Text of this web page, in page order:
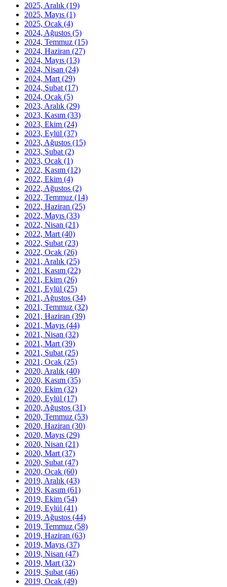
2025, Aralık (19)
2025, Mayıs (1)
2025, Ocak (4)
2024, Ağustos (5)
2024, Temmuz (15)
2024, Haziran (27)
2024, Mayıs (13)
2024, Nisan (24)
2024, Mart (29)
2024, Şubat (17)
2024, Ocak (5)
2023, Aralık (29)
2023, Kasım (33)
2023, Ekim (24)
2023, Eylül (37)
2023, Ağustos (15)
2023, Şubat (2)
2023, Ocak (1)
2022, Kasım (12)
2022, Ekim (4)
2022, Ağustos (2)
2022, Temmuz (14)
2022, Haziran (25)
2022, Mayıs (33)
2022, Nisan (21)
2022, Mart (40)
2022, Şubat (23)
2022, Ocak (26)
2021, Aralık (25)
2021, Kasım (22)
2021, Ekim (26)
2021, Eylül (25)
2021, Ağustos (34)
2021, Temmuz (32)
2021, Haziran (39)
2021, Mayıs (44)
2021, Nisan (32)
2021, Mart (39)
2021, Şubat (25)
2021, Ocak (25)
2020, Aralık (40)
2020, Kasım (35)
2020, Ekim (32)
2020, Eylül (17)
2020, Ağustos (31)
2020, Temmuz (53)
2020, Haziran (30)
2020, Mayıs (29)
2020, Nisan (21)
2020, Mart (37)
2020, Şubat (47)
2020, Ocak (60)
2019, Aralık (43)
2019, Kasım (61)
2019, Ekim (54)
2019, Eylül (41)
2019, Ağustos (44)
2019, Temmuz (58)
2019, Haziran (63)
2019, Mayıs (37)
2019, Nisan (47)
2019, Mart (32)
2019, Şubat (46)
2019, Ocak (49)